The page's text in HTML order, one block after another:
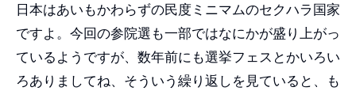
日本はあいもかわらずの民度ミニマムのセクハラ国家
ですよ。今回の参院選も一部ではなにかが盛り上がっ
ているようですが、数年前にも選挙フェスとかいろい
ろありましてね、そういう繰り返しを見ていると、も